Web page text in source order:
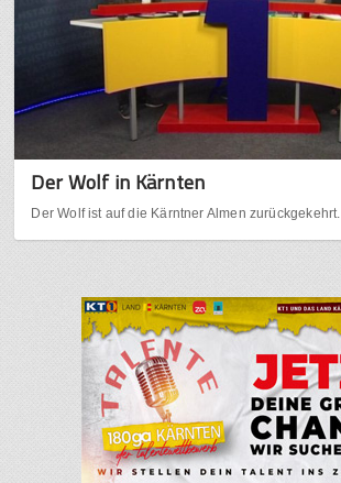
Der Wolf in Kärnten
Der Wolf ist auf die Kärntner Almen zurückgekehrt.